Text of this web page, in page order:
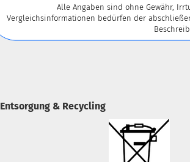
Alle Angaben sind ohne Gewähr,
Vergleichsinformationen bedürfen der
Entsorgung & Recycling